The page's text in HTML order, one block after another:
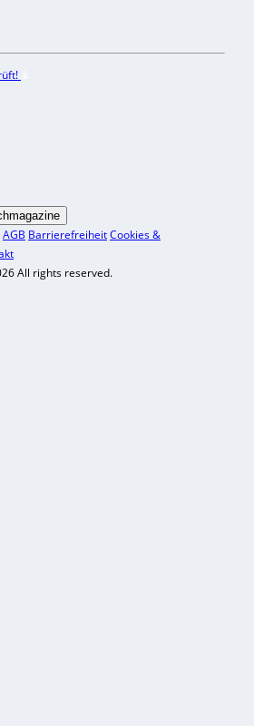
AGB BarrierefreiheitCookies &
All rights reserved.